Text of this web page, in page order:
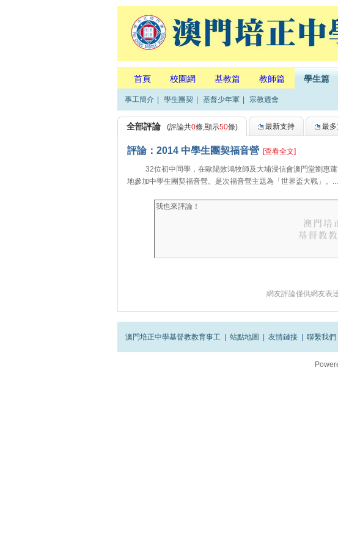
首頁 校園網 基教篇 教師篇 學生篇
事工簡介 學生團契 基督少年軍 宗教週會
全部評論 (評論共0條,顯示50條) 最新支持 最
評論：2014 中學生團契福音營 [查看全文]
32位初中同學，在歐陽效鴻牧師及大埔浸信會澳門堂劉惠蓮
地參加中學生團契福音營。是次福音營主題為「世界盃大戰」。...
網友評論僅供網友表
澳門培正中學基督教教育事工 站點地圖 友情鏈接 聯繫我們